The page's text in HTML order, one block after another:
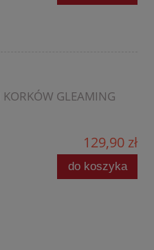
GLEAMING
129,90 zł
do koszyka